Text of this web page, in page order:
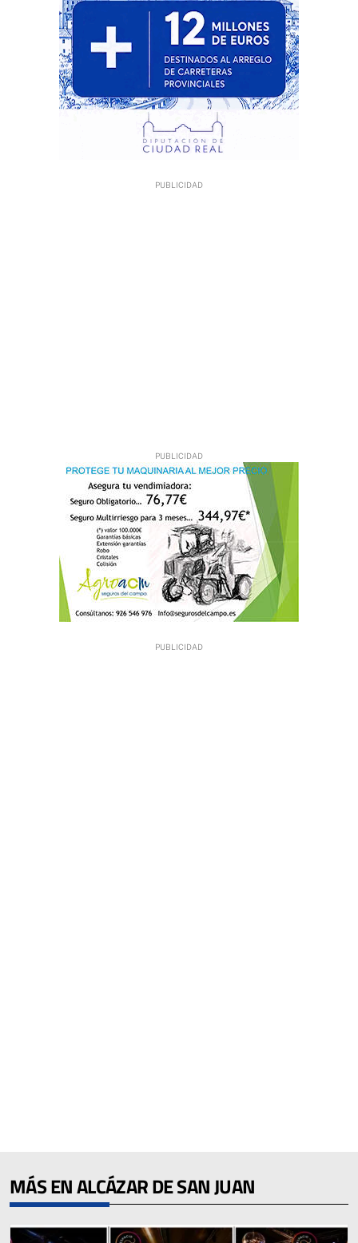
MÁS EN ALCÁZAR DE SAN JUAN